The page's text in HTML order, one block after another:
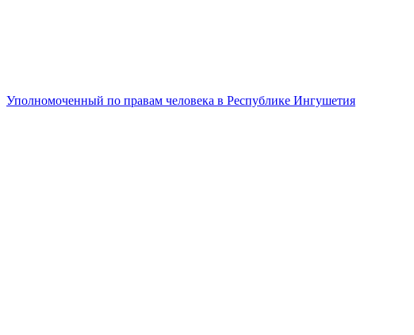
Уполномоченный по правам человека в Республике Ингушетия